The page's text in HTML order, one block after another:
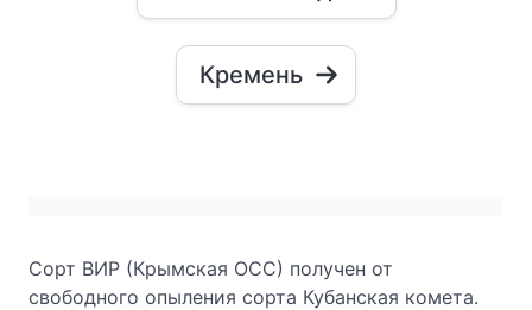
Кремень
Сорт ВИР (Крымская ОСС) получен от
свободного опыления сорта Кубанская комета.